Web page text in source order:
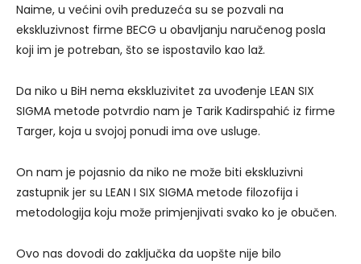
Naime, u većini ovih preduzeća su se pozvali na
ekskluzivnost firme BECG u obavljanju naručenog posla
koji im je potreban, što se ispostavilo kao laž.
Da niko u BiH nema ekskluzivitet za uvođenje LEAN SIX
SIGMA metode potvrdio nam je Tarik Kadirspahić iz firme
Targer, koja u svojoj ponudi ima ove usluge.
On nam je pojasnio da niko ne može biti ekskluzivni
zastupnik jer su LEAN I SIX SIGMA metode filozofija i
metodologija koju može primjenjivati svako ko je obučen.
Ovo nas dovodi do zaključka da uopšte nije bilo